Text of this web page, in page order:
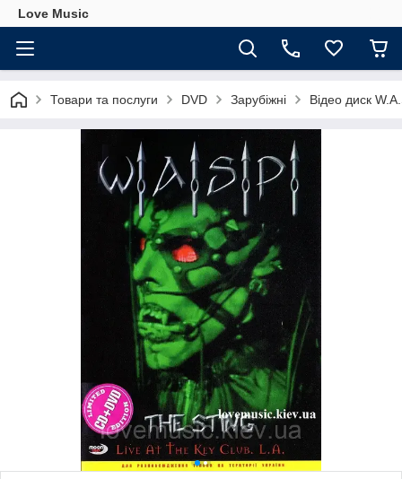
Love Music
Товари та послуги DVD Зарубіжні Відео диск